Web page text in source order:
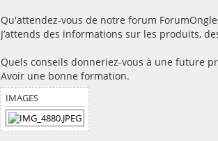
Qu'attendez-vous de notre forum
J’attends des informations sur les produits,
Quels conseils donneriez-vous à une future
Avoir une bonne formation.
IMAGES